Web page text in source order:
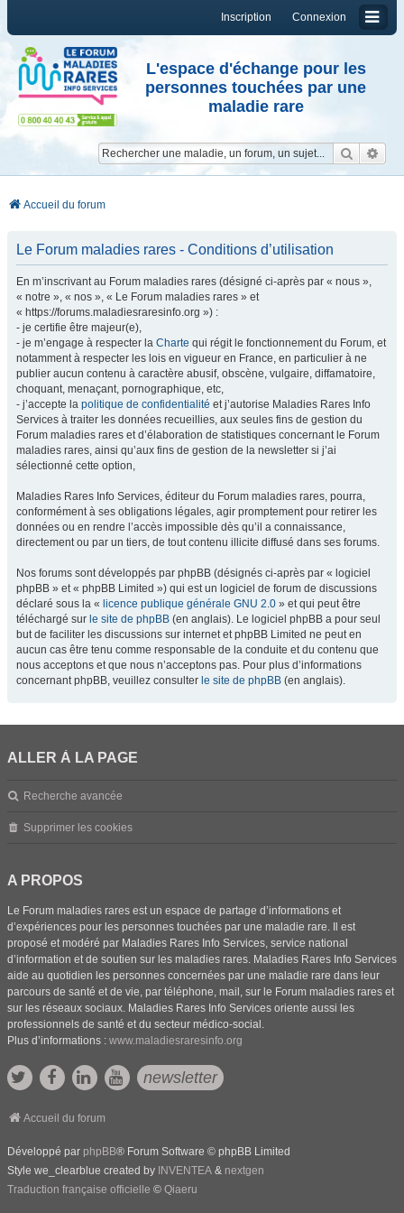
Connexion
Inscription
L'espace d'échange pour les
personnes touchées par une
maladie rare
Accueil du forum
Le Forum maladies rares - Conditions d’utilisation
En m’inscrivant au Forum maladies rares (désigné ci-après par « nous »,
« notre », « nos », « Le Forum maladies rares » et
« https://forums.maladiesraresinfo.org ») :
- je certifie être majeur(e),
- je m’engage à respecter la Charte qui régit le fonctionnement du Forum, et
notamment à respecter les lois en vigueur en France, en particulier à ne
publier aucun contenu à caractère abusif, obscène, vulgaire, diffamatoire,
choquant, menaçant, pornographique, etc,
- j’accepte la politique de confidentialité et j’autorise Maladies Rares Info
Services à traiter les données recueillies, aux seules fins de gestion du
Forum maladies rares et d’élaboration de statistiques concernant le Forum
maladies rares, ainsi qu’aux fins de gestion de la newsletter si j’ai
sélectionné cette option,
Maladies Rares Info Services, éditeur du Forum maladies rares, pourra,
conformément à ses obligations légales, agir promptement pour retirer les
données ou en rendre l’accès impossible dès qu’il a connaissance,
directement ou par un tiers, de tout contenu illicite diffusé dans ses forums.
Nos forums sont développés par phpBB (désignés ci-après par « logiciel
phpBB » et « phpBB Limited ») qui est un logiciel de forum de discussions
déclaré sous la « licence publique générale GNU 2.0 » et qui peut être
téléchargé sur le site de phpBB (en anglais). Le logiciel phpBB a pour seul
but de faciliter les discussions sur internet et phpBB Limited ne peut en
aucun cas être tenu comme responsable de la conduite et du contenu que
nous acceptons et que nous n’acceptons pas. Pour plus d’informations
concernant phpBB, veuillez consulter le site de phpBB (en anglais).
ALLER À LA PAGE
Recherche avancée
Supprimer les cookies
A PROPOS
Le Forum maladies rares est un espace de partage d’informations et
d’expériences pour les personnes touchées par une maladie rare. Il est
proposé et modéré par Maladies Rares Info Services, service national
d’information et de soutien sur les maladies rares. Maladies Rares Info Services
aide au quotidien les personnes concernées par une maladie rare dans leur
parcours de santé et de vie, par téléphone, mail, sur le Forum maladies rares et
sur les réseaux sociaux. Maladies Rares Info Services oriente aussi les
professionnels de santé et du secteur médico-social.
Plus d’informations : www.maladiesraresinfo.org
newsletter
Accueil du forum
Développé par phpBB® Forum Software © phpBB Limited
Style we_clearblue created by INVENTEA & nextgen
Traduction française officielle © Qiaeru